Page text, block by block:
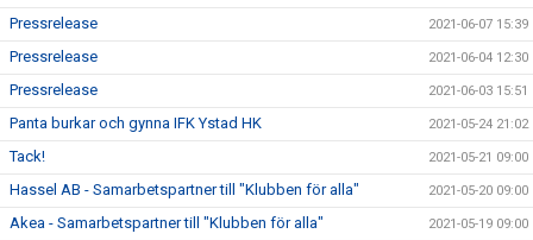
Pressrelease 2021-06-07 15:39
Pressrelease 2021-06-04 12:30
Pressrelease 2021-06-03 15:51
Panta burkar och gynna IFK Ystad HK 2021-05-24 21:02
Tack! 2021-05-21 09:00
Hassel AB - Samarbetspartner till "Klubben för alla" 2021-05-20 09:00
Akea - Samarbetspartner till "Klubben för alla" 2021-05-19 09:00